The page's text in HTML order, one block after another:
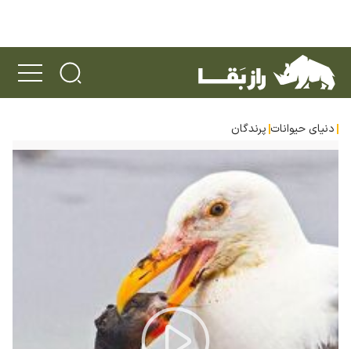
دنیای حیوانات پرندگان